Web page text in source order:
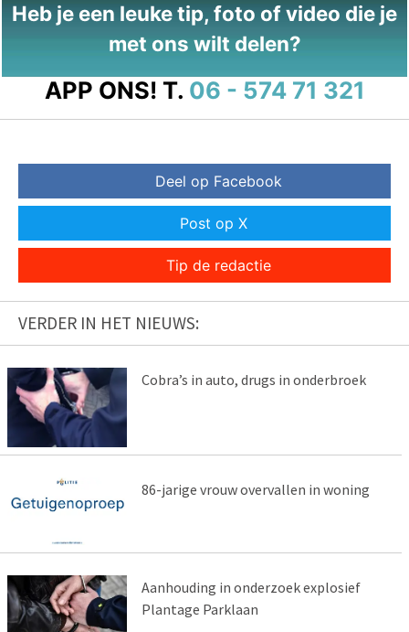
Heb je een leuke tip, foto of video die je
met ons wilt delen?
APP ONS! T. 06 - 574 71 321
Deel op Facebook
Post op X
Tip de redactie
VERDER IN HET NIEUWS:
Cobra’s in auto, drugs in onderbroek
86-jarige vrouw overvallen in woning
Aanhouding in onderzoek explosief
Plantage Parklaan